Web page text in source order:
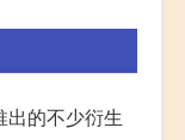
出的不少衍生